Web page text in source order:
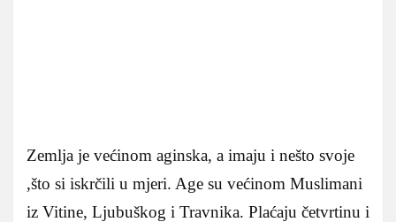
Zemlja je većinom aginska, a imaju i nešto svoje
,što si iskrčili u mjeri. Age su većinom Muslimani
iz Vitine, Ljubuškog i Travnika. Plaćaju četvrtinu i